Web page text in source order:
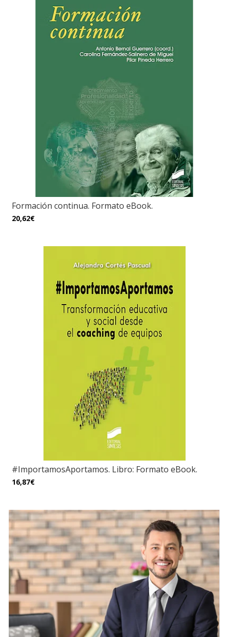
Formación continua. Formato eBook.
20,62€
#ImportamosAportamos. Libro: Formato eBook.
16,87€